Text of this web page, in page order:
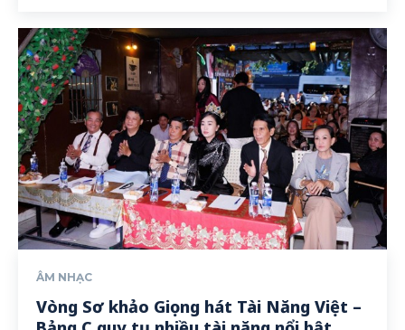
ÂM NHẠC
Vòng Sơ khảo Giọng hát Tài Năng Việt –